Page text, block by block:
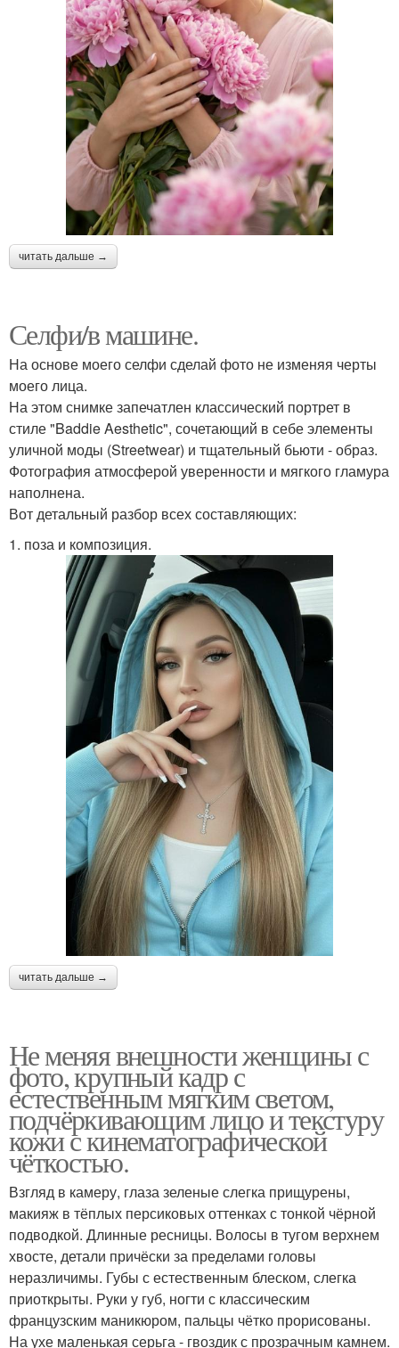
читать дальше →
Селфи/в машине.
На основе моего селфи сделай фото не изменяя черты
моего лица.
На этом снимке запечатлен классический портрет в
стиле "Baddie Aesthetic", сочетающий в себе элементы
уличной моды (Streetwear) и тщательный бьюти - образ.
Фотография атмосферой уверенности и мягкого гламура
наполнена.
Вот детальный разбор всех составляющих:
1. поза и композиция.
читать дальше →
Не меняя внешности женщины с
фото, крупный кадр с
естественным мягким светом,
подчёркивающим лицо и текстуру
кожи с кинематографической
чёткостью.
Взгляд в камеру, глаза зеленые слегка прищурены,
макияж в тёплых персиковых оттенках с тонкой чёрной
подводкой. Длинные ресницы. Волосы в тугом верхнем
хвосте, детали причёски за пределами головы
неразличимы. Губы с естественным блеском, слегка
приоткрыты. Руки у губ, ногти с классическим
французским маникюром, пальцы чётко прорисованы.
На ухе маленькая серьга - гвоздик с прозрачным камнем.